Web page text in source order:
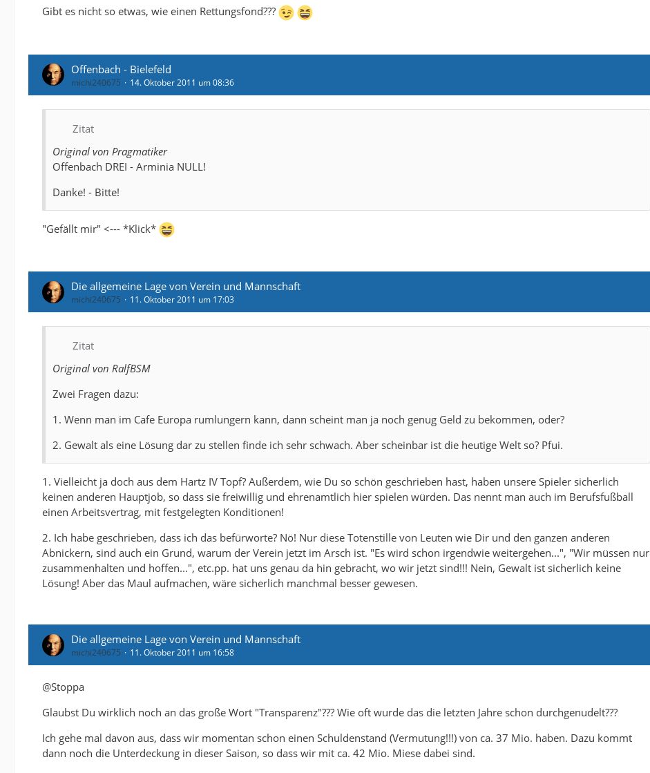
Gibt es nicht so etwas, wie einen Rettungsfond???
Offenbach - Bielefeld
michi240675 14. Oktober 2011 um 08:36
Zitat
Original von Pragmatiker
Offenbach DREI - Arminia NULL!
Danke! - Bitte!
"Gefällt mir" <--- *Klick*
Die allgemeine Lage von Verein und Mannschaft
michi240675 11. Oktober 2011 um 17:03
Zitat
Original von RalfBSM
Zwei Fragen dazu:
1. Wenn man im Cafe Europa rumlungern kann, dann scheint man ja noch genug Geld zu bekommen, oder?
2. Gewalt als eine Lösung dar zu stellen finde ich sehr schwach. Aber scheinbar ist die heutige Welt so? Pfui.
1. Vielleicht ja doch aus dem Hartz IV Topf? Außerdem, wie Du so schön geschrieben hast, haben unsere Spieler sicherlich
keinen anderen Hauptjob, so dass sie freiwillig und ehrenamtlich hier spielen würden. Das nennt man auch im Berufsfußball
einen Arbeitsvertrag, mit festgelegten Konditionen!
2. Ich habe geschrieben, dass ich das befürworte? Nö! Nur diese Totenstille von Leuten wie Dir und den ganzen anderen
Abnickern, sind auch ein Grund, warum der Verein jetzt im Arsch ist. "Es wird schon irgendwie weitergehen...", "Wir müssen nur
zusammenhalten und hoffen...", etc.pp. hat uns genau da hin gebracht, wo wir jetzt sind!!! Nein, Gewalt ist sicherlich keine
Lösung! Aber das Maul aufmachen, wäre sicherlich manchmal besser gewesen.
Die allgemeine Lage von Verein und Mannschaft
michi240675 11. Oktober 2011 um 16:58
@Stoppa
Glaubst Du wirklich noch an das große Wort "Transparenz"??? Wie oft wurde das die letzten Jahre schon durchgenudelt???
Ich gehe mal davon aus, dass wir momentan schon einen Schuldenstand (Vermutung!!!) von ca. 37 Mio. haben. Dazu kommt
dann noch die Unterdeckung in dieser Saison, so dass wir mit ca. 42 Mio. Miese dabei sind.